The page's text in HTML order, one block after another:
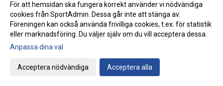
Kort rapport från Svensk Friidrotts höstkonferens 2025-11-23 23:21
1:17 på halvmaran av Olle Lindeberg
Sofia, Milton och Filip uttagna till helgens utvecklingsträff i
2025-11-21 14:23
Ni är guld värda!
För att hemsidan ska fungera korrekt använder vi nödvändiga
cookies från SportAdmin. Dessa går inte att stänga av.
Föreningen kan också använda frivilliga cookies, t.ex. för statistik
eller marknadsföring. Du väljer själv om du vill acceptera dessa.
Anpassa dina val
Acceptera nödvändiga Acceptera alla